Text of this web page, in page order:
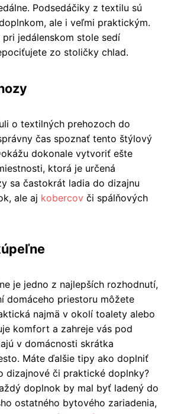
Podsedáčiky z textilu sú
ale i veľmi praktickým.
jedálenskom stole sedí
zo stoličky chlad.
o textilných prehozoch do
čas spoznať tento štýlový
dokonale vytvoriť ešte
ktorá je určená
sa častokrát ladia do dizajnu
ale aj kobercov či spálňových
je jedno z najlepších rozhodnutí,
domáceho priestoru môžete
najmä v okolí toalety alebo
komfort a zahreje vás pod
v domácnosti skrátka
Máte ďalšie tipy ako doplniť
dizajnové či praktické doplnky?
doplnok by mal byť ladený do
ostatného bytového zariadenia,